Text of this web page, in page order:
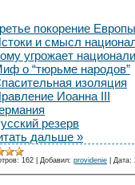
покорение Европы
и смысл
угрожает
о “тюрьме народов”
изоляция
Иоанна III
резерв
дальше »
162 Добавил: providenie Дата: